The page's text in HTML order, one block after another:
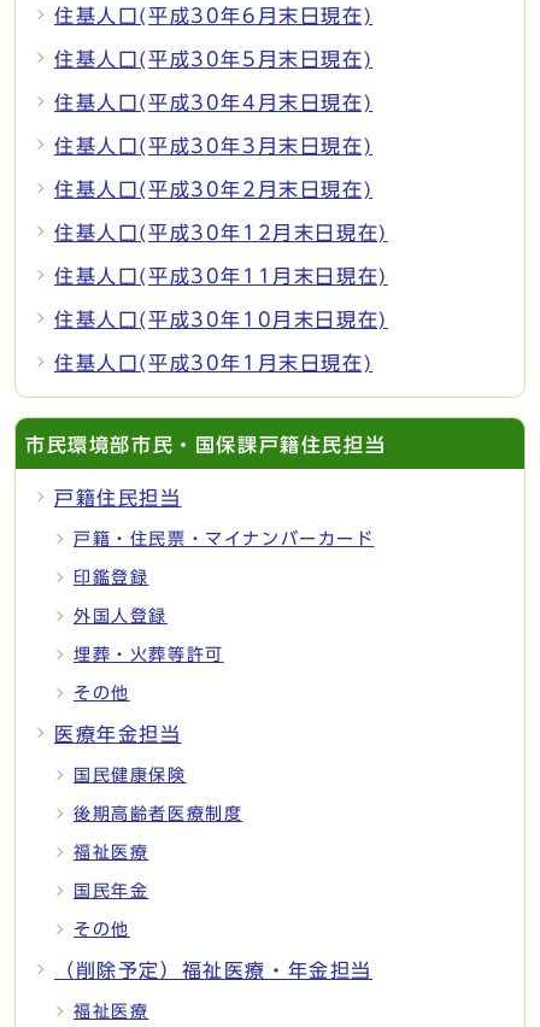
住基人口(平成30年6月末日現在)
住基人口(平成30年5月末日現在)
住基人口(平成30年4月末日現在)
住基人口(平成30年3月末日現在)
住基人口(平成30年2月末日現在)
住基人口(平成30年12月末日現在)
住基人口(平成30年11月末日現在)
住基人口(平成30年10月末日現在)
住基人口(平成30年1月末日現在)
市民環境部市民・国保課戸籍住民担当
戸籍住民担当
戸籍・住民票・マイナンバーカード
印鑑登録
外国人登録
埋葬・火葬等許可
その他
医療年金担当
国民健康保険
後期高齢者医療制度
福祉医療
国民年金
その他
（削除予定）福祉医療・年金担当
福祉医療